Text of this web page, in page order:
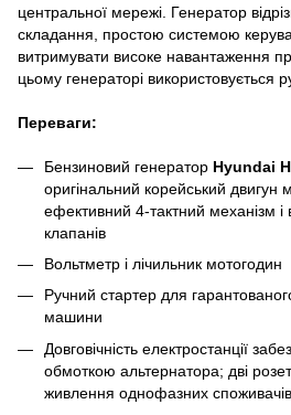
центральної мережі. Генератор
складання, простою системою
витримувати високе навантаження
цьому генераторі використовується
Переваги:
Бензиновий генератор Hyundai
оригінальний корейський двигун
ефективний 4-тактний механізм
клапанів
Вольтметр і лічильник мотогодин
Ручний стартер для
машини
Довговічність електростанції
обмоткою альтернатора; дві
живлення однофазних споживачів